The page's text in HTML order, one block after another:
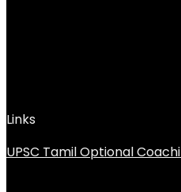
Links
UPSC Tamil Optional